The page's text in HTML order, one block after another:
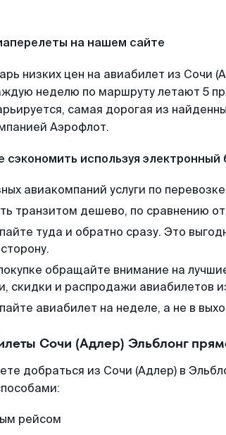
на нашем сайте
низких цен на авиабилет из Сочи
неделю по маршруту летают 5
самая дорогая из
Аэрофлот.
сэкономить используя
авиакомпаний услуги по
транзитом дешево, по сравнению от
туда и обратно сразу. Это
обращайте внимание на
скидки и распродажи авиабилетов
авиабилет на неделе, а не в
Сочи (Адлер) Эльблонг
добраться из Сочи (Адлер) в
рейсом